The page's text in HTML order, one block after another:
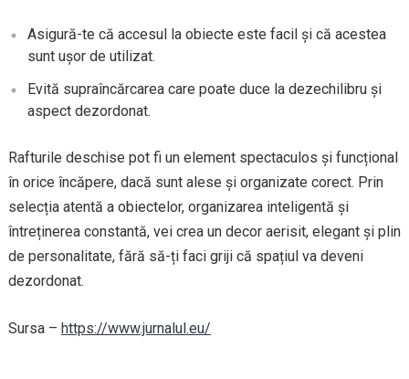
Asigură-te că accesul la obiecte este facil și că acestea
sunt ușor de utilizat.
Evită supraîncărcarea care poate duce la dezechilibru și
aspect dezordonat.
Rafturile deschise pot fi un element spectaculos și funcțional
în orice încăpere, dacă sunt alese și organizate corect. Prin
selecția atentă a obiectelor, organizarea inteligentă și
întreținerea constantă, vei crea un decor aerisit, elegant și plin
de personalitate, fără să-ți faci griji că spațiul va deveni
dezordonat.
Sursa – https://www.jurnalul.eu/